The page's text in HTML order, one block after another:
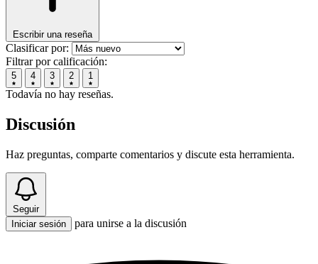
Escribir una reseña
Clasificar por:
Filtrar por calificación:
5 4 3 2 1
Todavía no hay reseñas.
Discusión
Haz preguntas, comparte comentarios y discute esta herramienta.
Seguir
Iniciar sesión
para unirse a la discusión